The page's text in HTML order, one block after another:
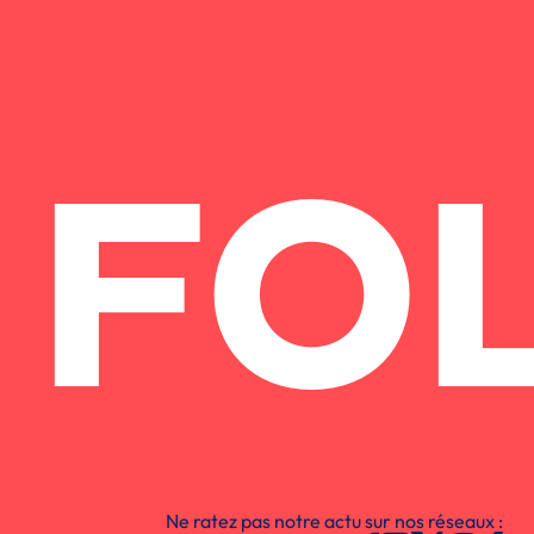
Ne ratez pas notre actu sur nos réseaux :